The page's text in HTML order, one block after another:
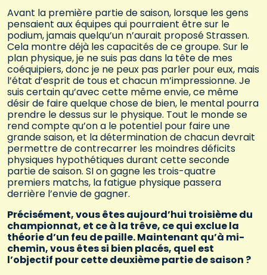
Avant la première partie de saison, lorsque les gens
pensaient aux équipes qui pourraient être sur le
podium, jamais quelqu’un n’aurait proposé Strassen.
Cela montre déjà les capacités de ce groupe. Sur le
plan physique, je ne suis pas dans la tête de mes
coéquipiers, donc je ne peux pas parler pour eux, mais
l’état d’esprit de tous et chacun m’impressionne. Je
suis certain qu’avec cette même envie, ce même
désir de faire quelque chose de bien, le mental pourra
prendre le dessus sur le physique. Tout le monde se
rend compte qu’on a le potentiel pour faire une
grande saison, et la détermination de chacun devrait
permettre de contrecarrer les moindres déficits
physiques hypothétiques durant cette seconde
partie de saison. SI on gagne les trois-quatre
premiers matchs, la fatigue physique passera
derrière l’envie de gagner.
Précisément, vous êtes aujourd’hui troisième du
championnat, et ce à la trêve, ce qui exclue la
théorie d’un feu de paille. Maintenant qu’à mi-
chemin, vous êtes si bien placés, quel est
l’objectif pour cette deuxième partie de saison ?